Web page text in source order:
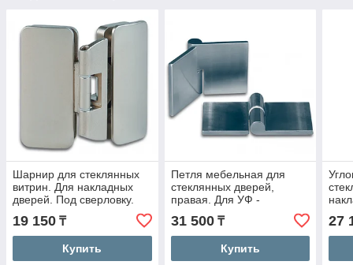
Шарнир для стеклянных
витрин. Для накладных
дверей. Под сверловку.
19 150 ₸
Купить
Петля мебельная для
стеклянных дверей,
правая. Для УФ -
склеивания.
31 500₸
Купить
27